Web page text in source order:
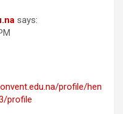
says:
profile/hen
profile